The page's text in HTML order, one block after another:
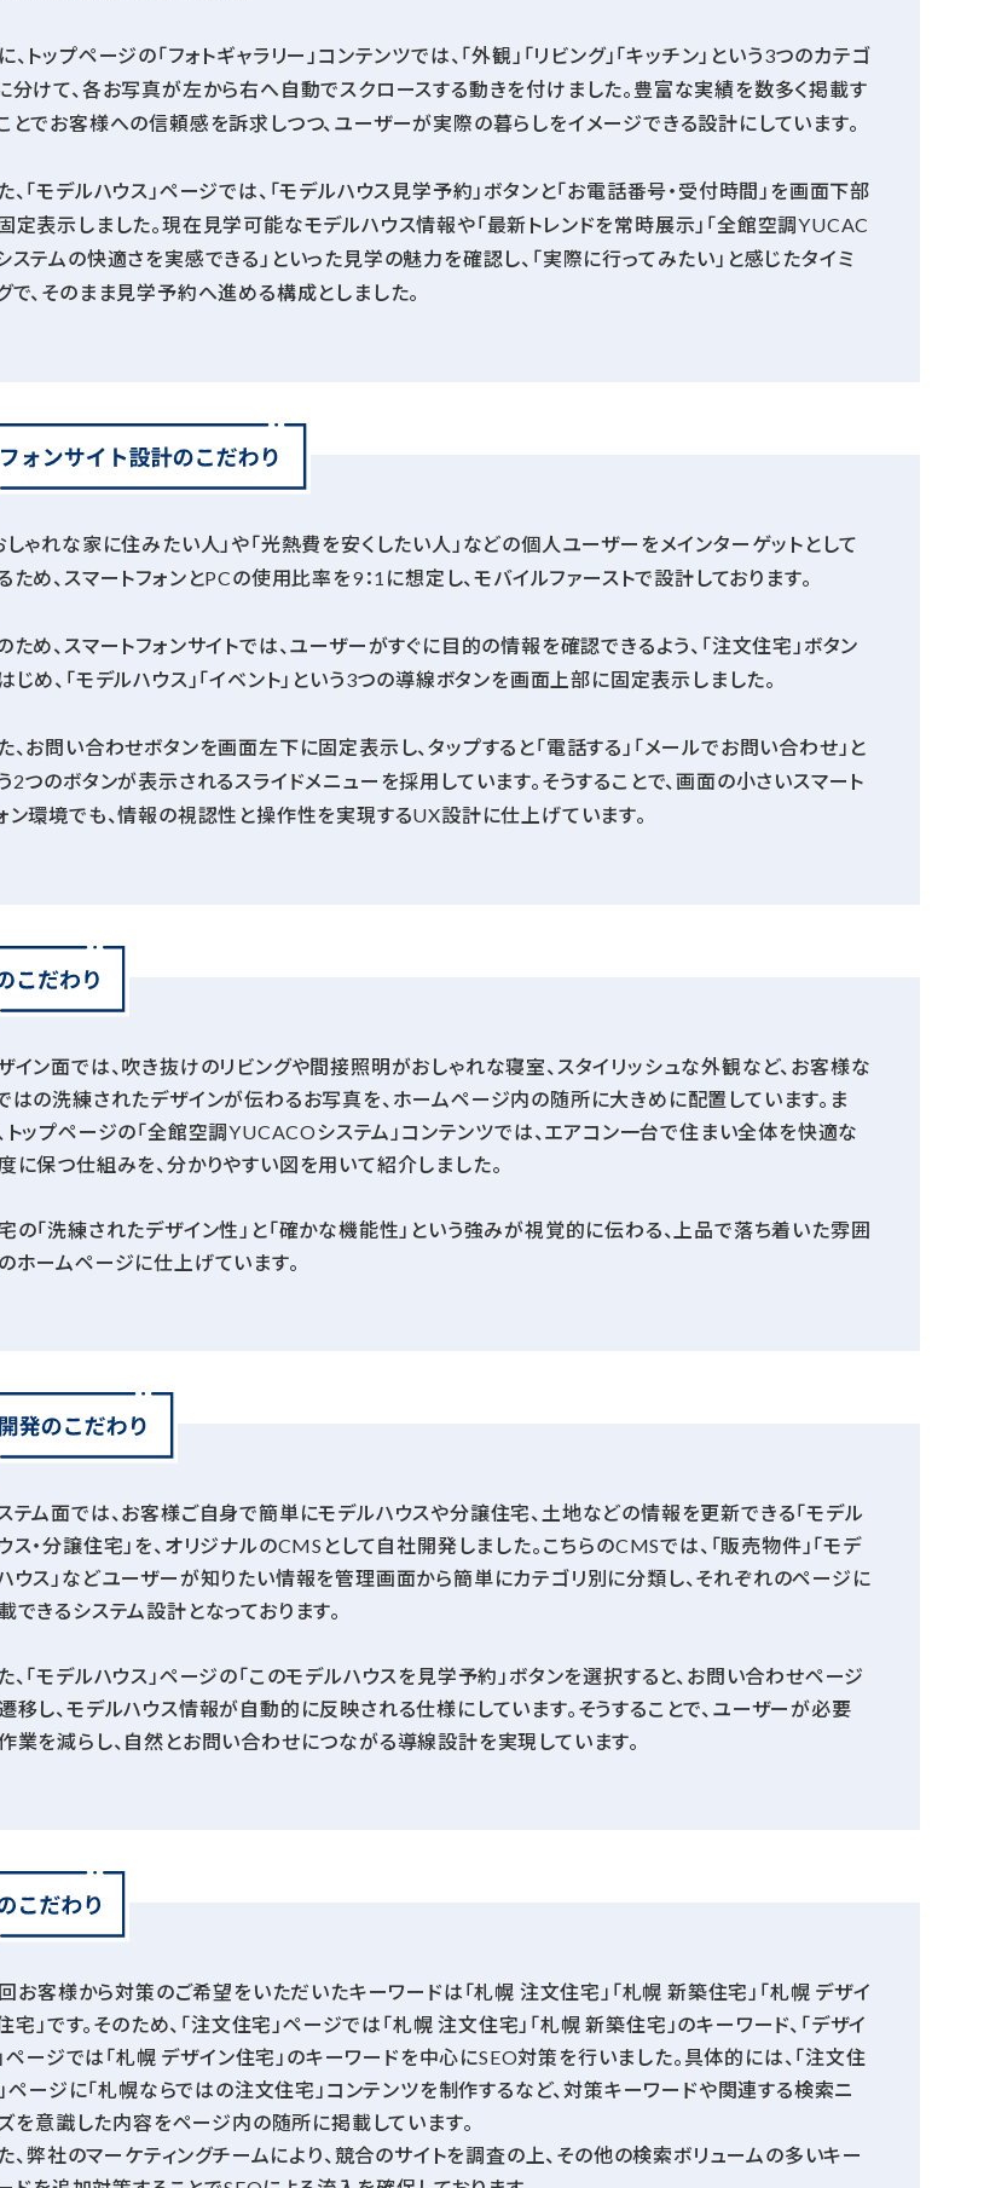
、トップページの「フォトギャラリー」コンテンツでは、「外観」「リビング」「キッチン」という3つのカテゴ
分けて、各お写真が左から右へ自動でスクロースする動きを付けました。豊富な実績を数多く掲載す
とでお客様への信頼感を訴求しつつ、ユーザーが実際の暮らしをイメージできる設計にしています。
、「モデルハウス」ページでは、「モデルハウス見学予約」ボタンと「お電話番号・受付時間」を画面下部
定表示しました。現在見学可能なモデルハウス情報や「最新トレンドを常時展示」「全館空調YUCAC
ステムの快適さを実感できる」といった⾒学の魅⼒を確認し、「実際に行ってみたい」と感じたタイミ
で、そのまま見学予約へ進める構成としました。
しゃれな家に住みたい人」や「光熱費を安くしたい人」などの個人ユーザーをメインターゲットとして
ため、スマートフォンとPCの使用比率を9：1に想定し、モバイルファーストで設計しております。
ため、スマートフォンサイトでは、ユーザーがすぐに目的の情報を確認できるよう、「注文住宅」ボタン
じめ、「モデルハウス」「イベント」という3つの導線ボタンを画面上部に固定表示しました。
、お問い合わせボタンを画面左下に固定表示し、タップすると「電話する」「メールでお問い合わせ」と
2つのボタンが表示されるスライドメニューを採用しています。そうすることで、画面の小さいスマート
ン環境でも、情報の視認性と操作性を実現するUX設計に仕上げています。
イン面では、吹き抜けのリビングや間接照明がおしゃれな寝室、スタイリッシュな外観など、お客様な
はの洗練されたデザインが伝わるお写真を、ホームページ内の随所に大きめに配置しています。ま
トップページの「全館空調YUCACOシステム」コンテンツでは、エアコン一台で住まい全体を快適な
に保つ仕組みを、分かりやすい図を用いて紹介しました。
の「洗練されたデザイン性」と「確かな機能性」という強みが視覚的に伝わる、上品で落ち着いた雰囲
ホームページに仕上げています。
テム面では、お客様ご自身で簡単にモデルハウスや分譲住宅、土地などの情報を更新できる「モデル
ス・分譲住宅」を、オリジナルのCMSとして自社開発しました。こちらのCMSでは、「販売物件」「モデ
ウス」などユーザーが知りたい情報を管理画面から簡単にカテゴリ別に分類し、それぞれのページに
できるシステム設計となっております。
、「モデルハウス」ページの「このモデルハウスを見学予約」ボタンを選択すると、お問い合わせページ
移し、モデルハウス情報が自動的に反映される仕様にしています。そうすることで、ユーザーが必要
業を減らし、自然とお問い合わせにつながる導線設計を実現しています。
お客様から対策のご希望をいただいたキーワードは「札幌 注文住宅」「札幌 新築住宅」「札幌 デザイ
宅」です。そのため、「注文住宅」ページでは「札幌 注文住宅」「札幌 新築住宅」のキーワード、「デザイ
ページでは「札幌 デザイン住宅」のキーワードを中心にSEO対策を行いました。具体的には、「注文住
ページに「札幌ならではの注文住宅」コンテンツを制作するなど、対策キーワードや関連する検索ニ
を意識した内容をページ内の随所に掲載しています。
、弊社のマーケティングチームにより、競合のサイトを調査の上、その他の検索ボリュームの多いキー